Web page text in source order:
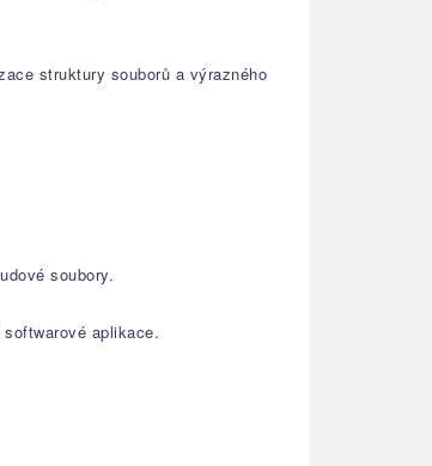
struktury souborů a výrazného
soubory.
aplikace.